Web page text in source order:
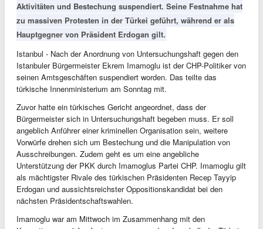
Aktivitäten und Bestechung suspendiert. Seine Festnahme hat
zu massiven Protesten in der Türkei geführt, während er als
Hauptgegner von Präsident Erdogan gilt.
Istanbul - Nach der Anordnung von Untersuchungshaft gegen den
Istanbuler Bürgermeister Ekrem Imamoglu ist der CHP-Politiker von
seinen Amtsgeschäften suspendiert worden. Das teilte das
türkische Innenministerium am Sonntag mit.
Zuvor hatte ein türkisches Gericht angeordnet, dass der
Bürgermeister sich in Untersuchungshaft begeben muss. Er soll
angeblich Anführer einer kriminellen Organisation sein, weitere
Vorwürfe drehen sich um Bestechung und die Manipulation von
Ausschreibungen. Zudem geht es um eine angebliche
Unterstützung der PKK durch Imamoglus Partei CHP. Imamoglu gilt
als mächtigster Rivale des türkischen Präsidenten Recep Tayyip
Erdogan und aussichtsreichster Oppositionskandidat bei den
nächsten Präsidentschaftswahlen.
Imamoglu war am Mittwoch im Zusammenhang mit den